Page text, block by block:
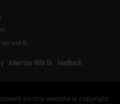
Advertise With Us Feedback
on this website is copyright